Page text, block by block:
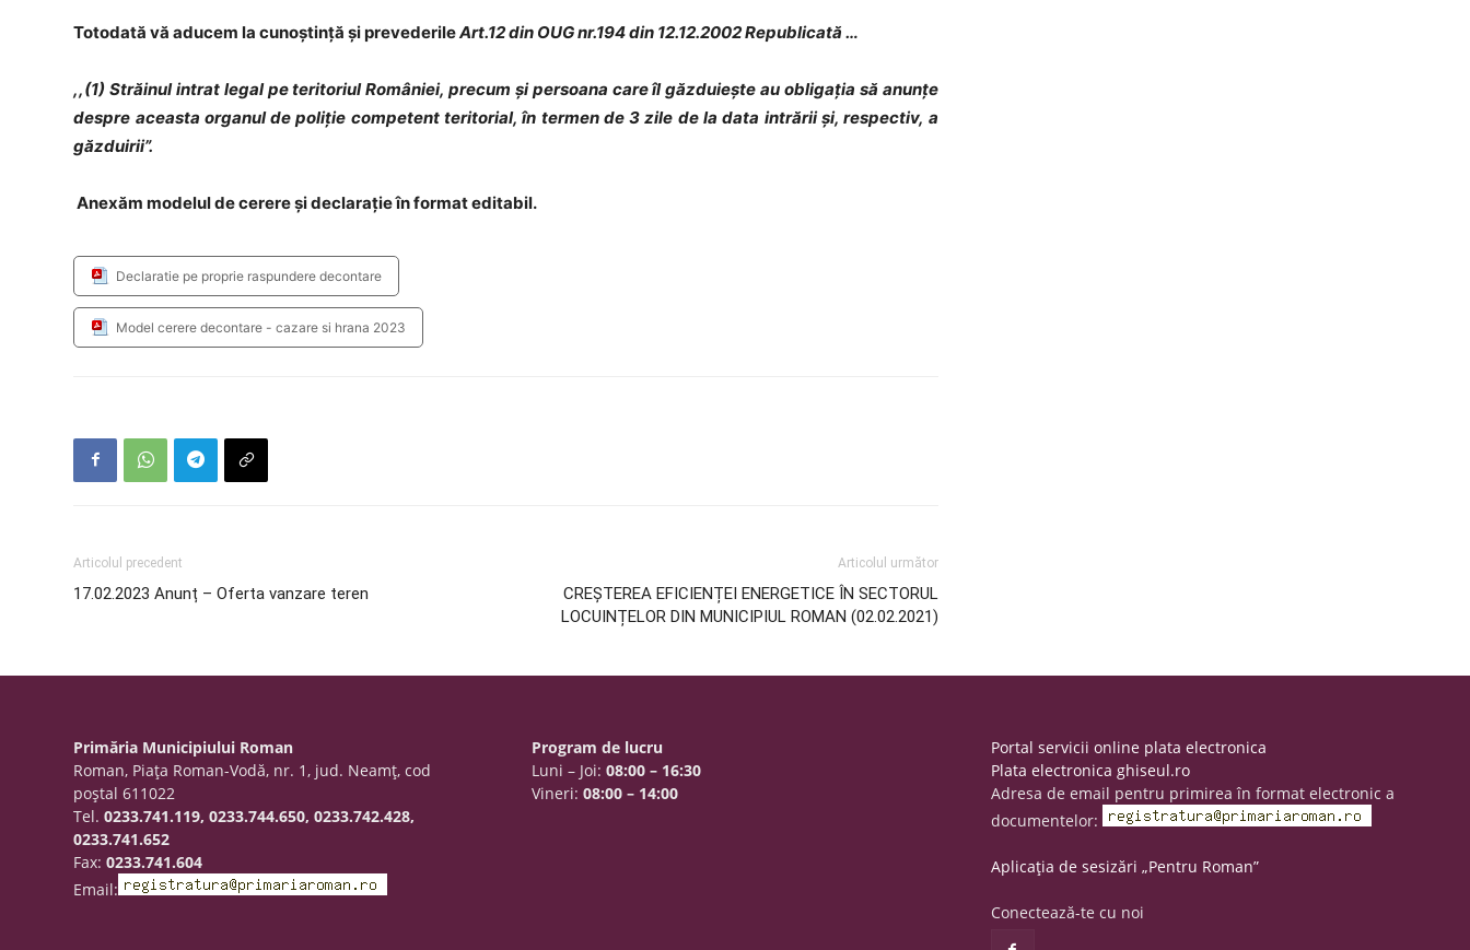
Totodată vă aducem la cunoștință și prevederileArt.12 din OUG nr.194 din 12.12.2002 Republicată …
,,(1) Străinul intrat legal pe teritoriul României, precum și persoana care îl găzduiește au obligația să anunțe
despre aceasta organul de poliție competent teritorial, în termen de 3 zile de la data intrării și, respectiv, a
găzduirii”.
Anexăm modelul de cerere și declarație în format editabil.
Declaratie pe proprie raspundere decontare
Model cerere decontare - cazare si hrana 2023
Articolul precedent
17.02.2023 Anunț – Oferta vanzare teren
Articolul următor
CREȘTEREA EFICIENȚEI ENERGETICE ÎN SECTORUL
LOCUINȚELOR DIN MUNICIPIUL ROMAN (02.02.2021)
Primăria Municipiului Roman
Roman, Piaţa Roman-Vodă, nr. 1, jud. Neamţ, cod
poştal 611022
Tel.0233.741.119, 0233.744.650, 0233.742.428,
0233.741.652
Fax:0233.741.604
Email:
Program de lucru
Luni – Joi:08:00 – 16:30
Vineri:08:00 – 14:00
Portal servicii online plata electronica
Plata electronica ghiseul.ro
Adresa de email pentru primirea în format electronic a
documentelor:
Aplicația de sesizări „Pentru Roman”
Conectează-te cu noi